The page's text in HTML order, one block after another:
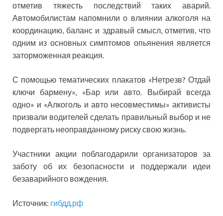
отметив тяжесть последствий таких аварий.
Автомобилистам напомнили о влиянии алкоголя на
координацию, баланс и здравый смысл, отметив, что
одним из основных симптомов опьянения является
заторможенная реакция.
С помощью тематических плакатов «Нетрезв? Отдай
ключи бармену», «Бар или авто. Выбирай всегда
одно» и «Алкоголь и авто несовместимы» активисты
призвали водителей сделать правильный выбор и не
подвергать неоправданному риску свою жизнь.
Участники акции поблагодарили организаторов за
заботу об их безопасности и поддержали идеи
безаварийного вождения.
Источник: гибдд.рф